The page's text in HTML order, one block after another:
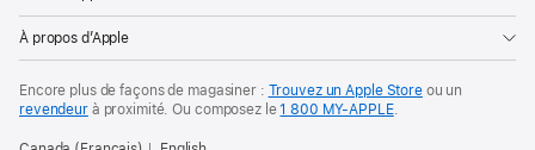
À propos d’Apple
Encore plus de façons de magasiner : Trouvez un Apple Storeou un
revendeurà proximité. Ou composez le1 800 MY‑APPLE.